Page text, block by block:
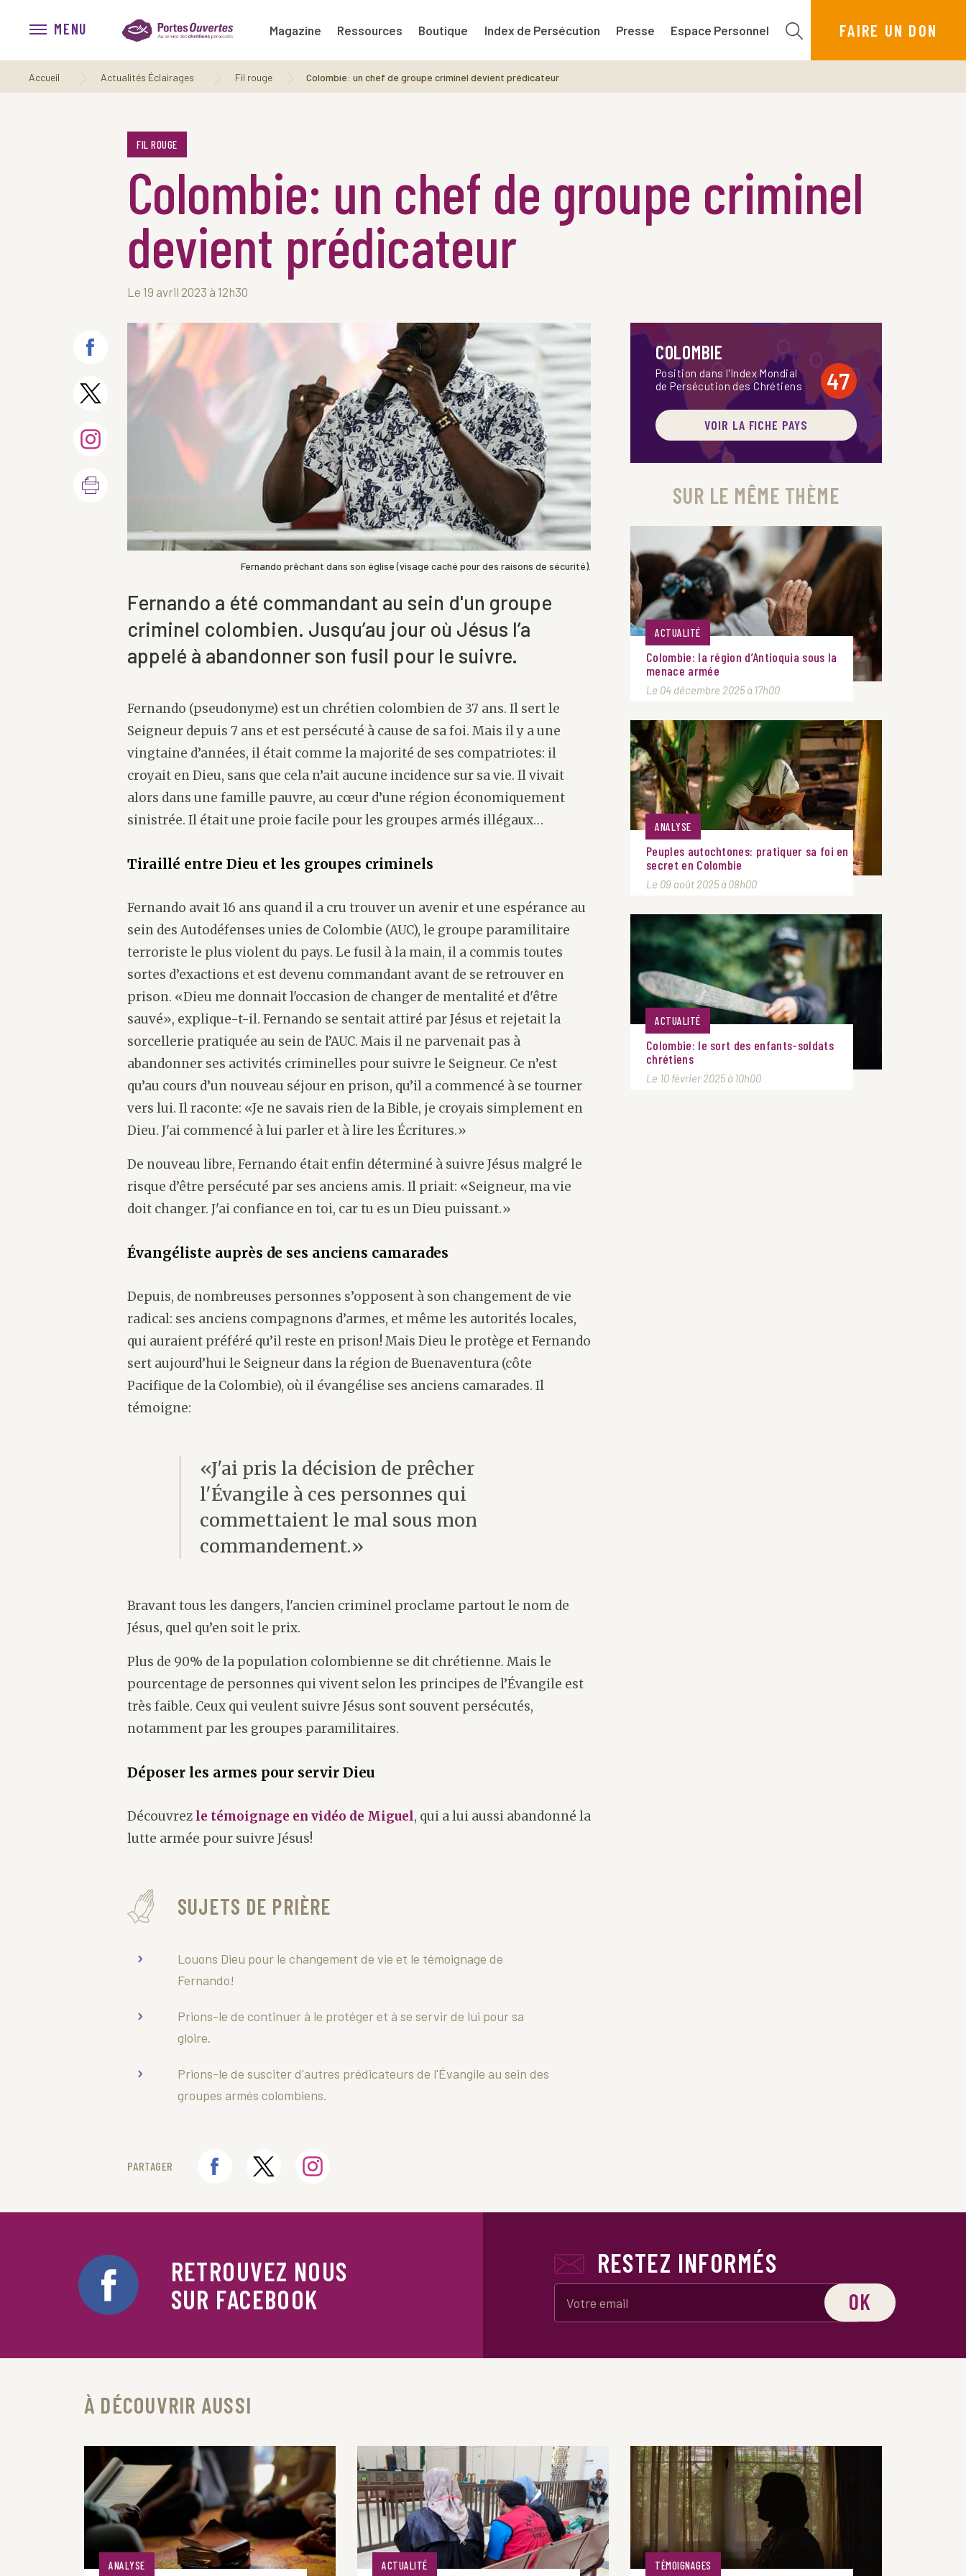
MENU Magazine Ressources Boutique Index de Persécution Presse Espace Personnel FAIRE UN DON
Accueil Actualités Éclairages Fil rouge Colombie: un chef de groupe criminel devient prédicateur
FIL ROUGE
Colombie: un chef de groupe criminel
devient prédicateur
Le 19 avril 2023 à 12h30
Fernando prêchant dans son église (visage caché pour des raisons de sécurité).
Fernando a été commandant au sein d'un groupe
criminel colombien. Jusqu’au jour où Jésus l’a
appelé à abandonner son fusil pour le suivre.
Fernando (pseudonyme) est un chrétien colombien de 37 ans. Il sert le
Seigneur depuis 7 ans et est persécuté à cause de sa foi. Mais il y a une
vingtaine d’années, il était comme la majorité de ses compatriotes: il
croyait en Dieu, sans que cela n’ait aucune incidence sur sa vie. Il vivait
alors dans une famille pauvre, au cœur d’une région économiquement
sinistrée. Il était une proie facile pour les groupes armés illégaux…
Tiraillé entre Dieu et les groupes criminels
Fernando avait 16 ans quand il a cru trouver un avenir et une espérance au
sein des Autodéfenses unies de Colombie (AUC), le groupe paramilitaire
terroriste le plus violent du pays. Le fusil à la main, il a commis toutes
sortes d’exactions et est devenu commandant avant de se retrouver en
prison. «Dieu me donnait l'occasion de changer de mentalité et d'être
sauvé», explique-t-il. Fernando se sentait attiré par Jésus et rejetait la
sorcellerie pratiquée au sein de l’AUC. Mais il ne parvenait pas à
abandonner ses activités criminelles pour suivre le Seigneur. Ce n’est
qu’au cours d’un nouveau séjour en prison, qu’il a commencé à se tourner
vers lui. Il raconte: «Je ne savais rien de la Bible, je croyais simplement en
Dieu. J'ai commencé à lui parler et à lire les Écritures.»
De nouveau libre, Fernando était enfin déterminé à suivre Jésus malgré le
risque d’être persécuté par ses anciens amis. Il priait: «Seigneur, ma vie
doit changer. J'ai confiance en toi, car tu es un Dieu puissant.»
Évangéliste auprès de ses anciens camarades
Depuis, de nombreuses personnes s’opposent à son changement de vie
radical: ses anciens compagnons d’armes, et même les autorités locales,
qui auraient préféré qu’il reste en prison! Mais Dieu le protège et Fernando
sert aujourd’hui le Seigneur dans la région de Buenaventura (côte
Pacifique de la Colombie), où il évangélise ses anciens camarades. Il
témoigne:
«J'ai pris la décision de prêcher
l'Évangile à ces personnes qui
commettaient le mal sous mon
commandement.»
Bravant tous les dangers, l'ancien criminel proclame partout le nom de
Jésus, quel qu’en soit le prix.
Plus de 90% de la population colombienne se dit chrétienne. Mais le
pourcentage de personnes qui vivent selon les principes de l’Évangile est
très faible. Ceux qui veulent suivre Jésus sont souvent persécutés,
notamment par les groupes paramilitaires.
Déposer les armes pour servir Dieu
Découvrez le témoignage en vidéo de Miguel, qui a lui aussi abandonné la
lutte armée pour suivre Jésus!
SUJETS DE PRIÈRE
Louons Dieu pour le changement de vie et le témoignage de
Fernando!
Prions-le de continuer à le protéger et à se servir de lui pour sa
gloire.
Prions-le de susciter d'autres prédicateurs de l'Évangile au sein des
groupes armés colombiens.
PARTAGER
COLOMBIE
Position dans l'Index Mondial
de Persécution des Chrétiens
47
VOIR LA FICHE PAYS
SUR LE MÊME THÈME
ACTUALITÉ
Colombie: la région d’Antioquia sous la
menace armée
Le 04 décembre 2025 à 17h00
ANALYSE
Peuples autochtones: pratiquer sa foi en
secret en Colombie
Le 09 août 2025 à 08h00
ACTUALITÉ
Colombie: le sort des enfants-soldats
chrétiens
Le 10 février 2025 à 10h00
RETROUVEZ NOUS
SUR FACEBOOK
RESTEZ INFORMÉS
OK
À DÉCOUVRIR AUSSI
ANALYSE ACTUALITÉ TÉMOIGNAGES